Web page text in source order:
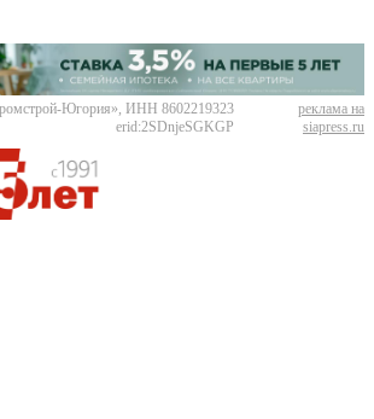
Югория», ИНН 8602219323
erid:2SDnjeSGKGP
реклама на
siapress.ru